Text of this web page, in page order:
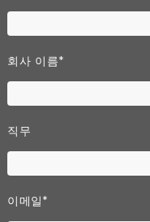
회사 이름*
직무
이메일*